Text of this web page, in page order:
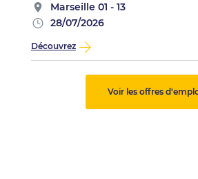
Marseille 01 - 13
28/07/2026
Découvrez
Voir les offres